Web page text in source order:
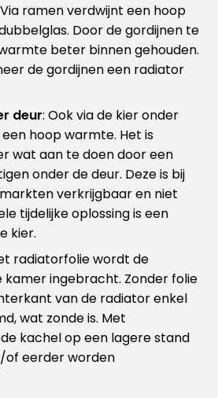
ramen verdwijnt een hoop
Door de gordijnen te
beter binnen gehouden.
de gordijnen een radiator
deur: Ook via de kier onder
hoop warmte. Het is
wat aan te doen door een
onder de deur. Deze is bij
verkrijgbaar en niet
tijdelijke oplossing is een
kier.
radiatorfolie wordt de
ingebracht. Zonder folie
van de radiator enkel
wat zonde is. Met
kachel op een lagere stand
of eerder worden